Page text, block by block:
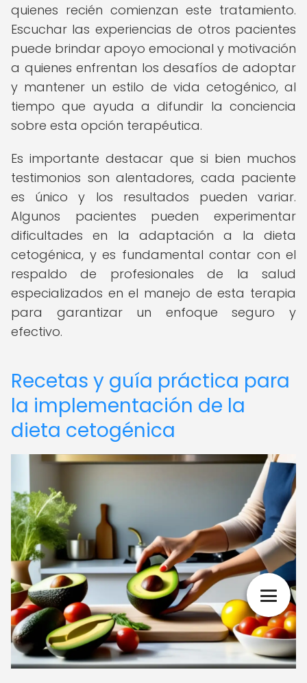
quienes recién comienzan este tratamiento.
Escuchar las experiencias de otros pacientes
puede brindar apoyo emocional y motivación
a quienes enfrentan los desafíos de adoptar
y mantener un estilo de vida cetogénico, al
tiempo que ayuda a difundir la conciencia
sobre esta opción terapéutica.
Es importante destacar que si bien muchos
testimonios son alentadores, cada paciente
es único y los resultados pueden variar.
Algunos pacientes pueden experimentar
dificultades en la adaptación a la dieta
cetogénica, y es fundamental contar con el
respaldo de profesionales de la salud
especializados en el manejo de esta terapia
para garantizar un enfoque seguro y
efectivo.
Recetas y guía práctica para
la implementación de la
dieta cetogénica